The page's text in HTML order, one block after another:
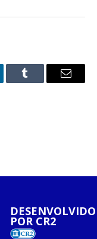
Tumblr
E-
DESENVOLVIDO
POR CR2